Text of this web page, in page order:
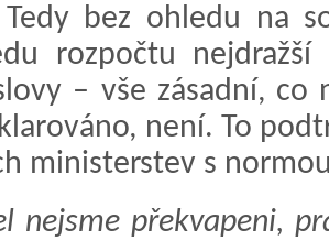
bez ohledu na
rozpočtu
– vše zásadní,
není. To
ministerstev s
nejsme překvapeni,